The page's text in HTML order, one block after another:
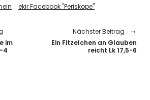
ekir Facebook "Periskope"
im
4
Nächster Beitrag
Ein Fitzelchen an Glauben
reicht Lk 17,5-6